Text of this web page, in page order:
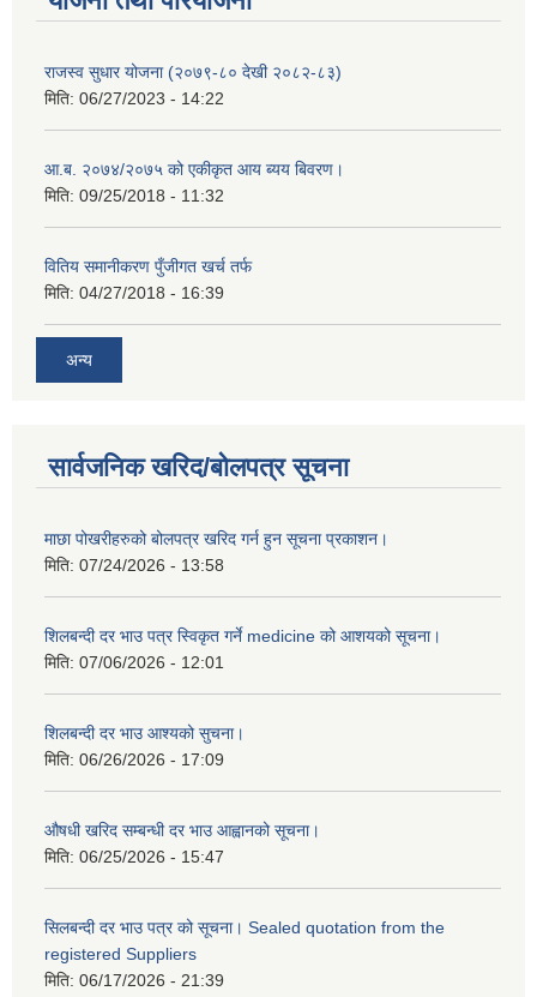
राजस्व सुधार योजना (२०७९-८० देखी २०८२-८३)
मिति: 06/27/2023 - 14:22
आ.ब. २०७४/२०७५ को एकीकृत आय ब्यय बिवरण।
मिति: 09/25/2018 - 11:32
वितिय समानीकरण पुँजीगत खर्च तर्फ
मिति: 04/27/2018 - 16:39
अन्य
सार्वजनिक खरिद/बोलपत्र सूचना
माछा पोखरीहरुको बोलपत्र खरिद गर्न हुन सूचना प्रकाशन।
मिति: 07/24/2026 - 13:58
शिलबन्दी दर भाउ पत्र स्विकृत गर्ने medicine को आशयको सूचना।
मिति: 07/06/2026 - 12:01
शिलबन्दी दर भाउ आश्यको सुचना।
मिति: 06/26/2026 - 17:09
औषधी खरिद सम्बन्धी दर भाउ आह्वानको सूचना।
मिति: 06/25/2026 - 15:47
सिलबन्दी दर भाउ पत्र को सूचना। Sealed quotation from the
registered Suppliers
मिति: 06/17/2026 - 21:39